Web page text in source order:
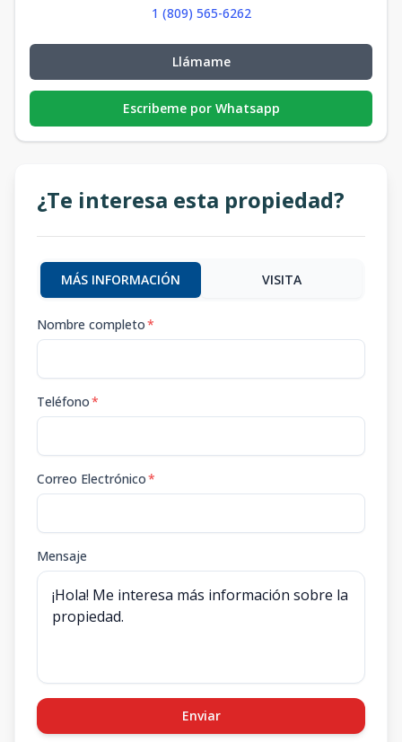
1 (809) 565-6262
Llámame
Escribeme por Whatsapp
¿Te interesa esta propiedad?
MÁS INFORMACIÓN VISITA
Nombre completo*
Teléfono*
Correo Electrónico*
Mensaje
Enviar